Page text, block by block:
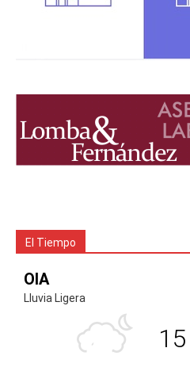
El Tiempo
OIA
Lluvia Ligera
15